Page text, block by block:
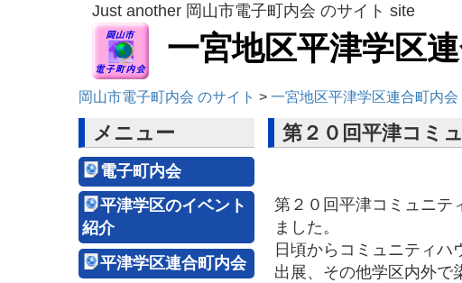
Just another 岡山市電子町内会 のサイト site
一宮地区平津学区
岡山市電子町内会 のサイト > 一宮地区平津学区連合町内会
メニュー
電子町内会
平津学区のイベント
紹介
平津学区連合町内会
第２０回平津コミ
第２０回平津コミュニテ
ました。
日頃からコミュニティハ
出展、その他学区内外で